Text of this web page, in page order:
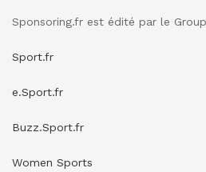
Sponsoring.fr est édité par le
Sport.fr
e.Sport.fr
Buzz.Sport.fr
Women Sports